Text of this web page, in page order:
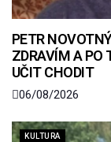
PETR
ZDRAVÍM A PO
UČIT CHODIT
06/08/2026
KULTURA